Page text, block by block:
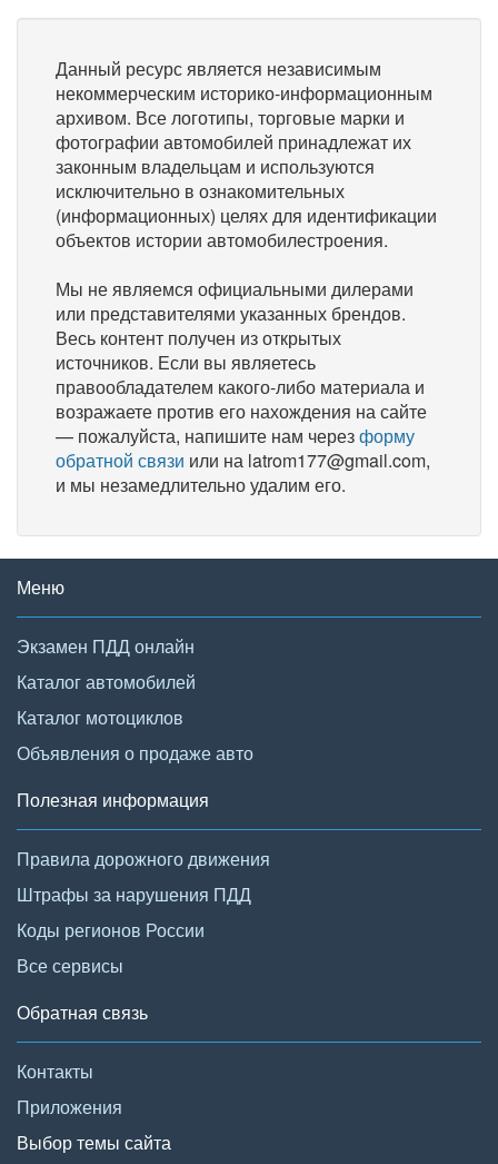
Данный ресурс является независимым
некоммерческим историко-информационным
архивом. Все логотипы, торговые марки и
фотографии автомобилей принадлежат их
законным владельцам и используются
исключительно в ознакомительных
(информационных) целях для идентификации
объектов истории автомобилестроения.
Мы не являемся официальными дилерами
или представителями указанных брендов.
Весь контент получен из открытых
источников. Если вы являетесь
правообладателем какого-либо материала и
возражаете против его нахождения на сайте
— пожалуйста, напишите нам черезформу
обратной связи или на latrom177@gmail.com,
и мы незамедлительно удалим его.
Меню
Экзамен ПДД онлайн
Каталог автомобилей
Каталог мотоциклов
Объявления о продаже авто
Полезная информация
Правила дорожного движения
Штрафы за нарушения ПДД
Коды регионов России
Все сервисы
Обратная связь
Контакты
Приложения
Выбор темы сайта